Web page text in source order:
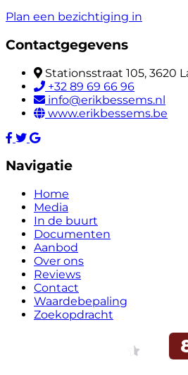
Plan een bezichtiging in
Contactgegevens
Stationsstraat 105, 3620
+32 89 69 66 96
info@erikbessems.nl
www.erikbessems.be
Navigatie
Home
Media
In de buurt
Documenten
Aanbod
Over ons
Reviews
Contact
Waardebepaling
Zoekopdracht